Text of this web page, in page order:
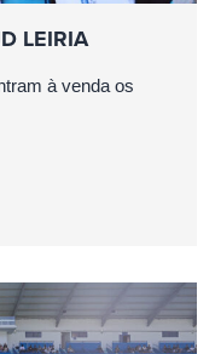
LEIRIA
à venda os